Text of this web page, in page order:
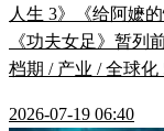
人生 3》《给阿嬷
《功夫女足》暂列
档期 / 产业 / 全球化
2026-07-19 06:40